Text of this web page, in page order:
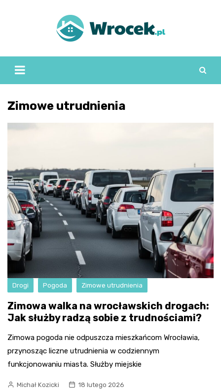
Zimowe utrudnienia
Drogi Pogoda Zimowe utrudnienia
Zimowa walka na wrocławskich drogach:
Jak służby radzą sobie z trudnościami?
Zimowa pogoda nie odpuszcza mieszkańcom Wrocławia,
przynosząc liczne utrudnienia w codziennym
funkcjonowaniu miasta. Służby miejskie
Michał Kozicki 18 lutego 2026